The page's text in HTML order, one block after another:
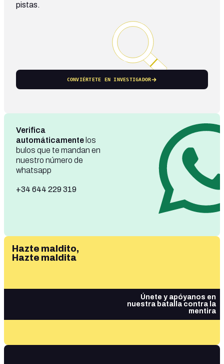
pistas.
CONVIÉRTETE EN INVESTIGADOR
Verifica
automáticamente los
bulos que te mandan en
nuestro número de
whatsapp
+34 644 229 319
Hazte maldito,
Hazte maldita
Únete y apóyanos en
nuestra batalla contra la
mentira